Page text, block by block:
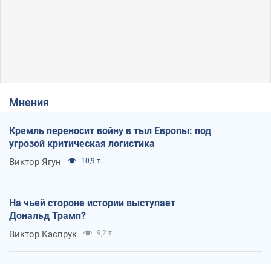
Мнения
Кремль переносит войну в тыл Европы: под
угрозой критическая логистика
Виктор Ягун 10,9 т.
На чьей стороне истории выступает
Дональд Трамп?
Виктор Каспрук 9,2 т.